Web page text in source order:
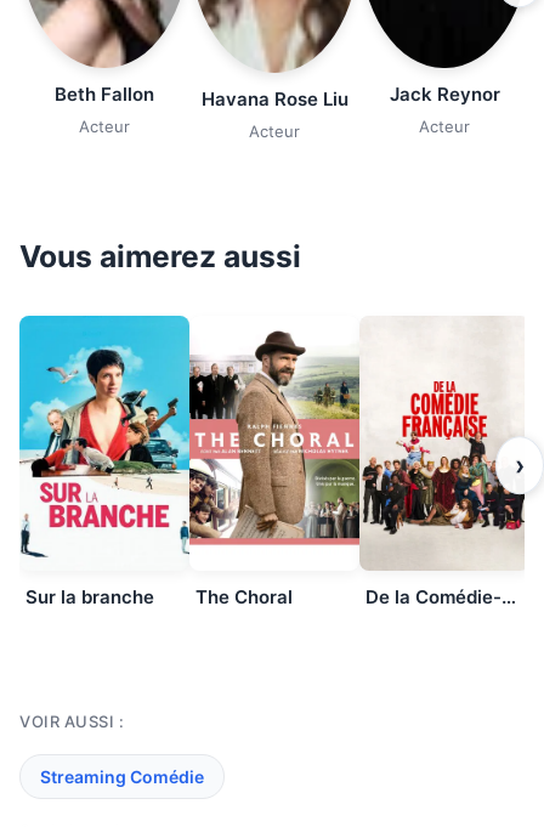
Beth Fallon
Acteur
Havana Rose Liu
Acteur
Jack Reynor
Acteur
Vous aimerez aussi
Sur la branche The Choral De la Comédie-Française
›
VOIR AUSSI :
Streaming Comédie